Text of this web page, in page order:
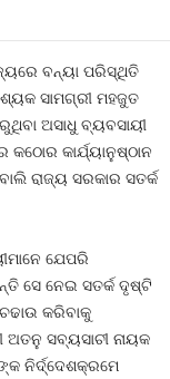
ବନ୍ୟା ପରିସ୍ଥିତି
ସାମଗ୍ରୀ ମହଜୁତ
ଅସାଧୁ ବ୍ୟବସାୟୀ
କାର୍ଯ୍ୟାନୁଷ୍ଠାନ
ରାଜ୍ୟ ସରକାର ସତର୍କ
ଯେପରି
ସେ ନେଇ ସତର୍କ ଦୃଷ୍ଟି
କରିବାକୁ
ସବ୍ୟସାଚୀ ନାୟକ
ନିର୍ଦ୍ଦେଶକ୍ରମେ